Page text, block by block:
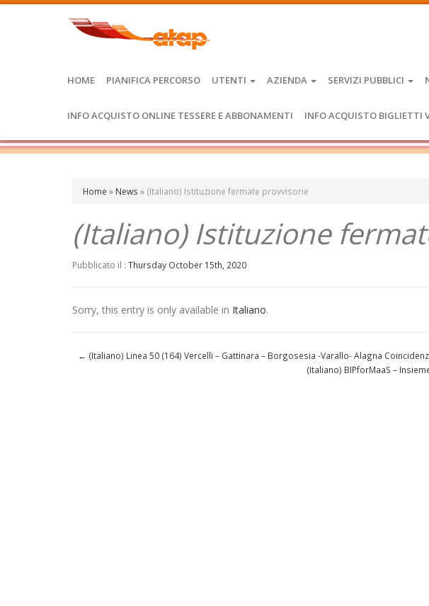
HOME PIANIFICA PERCORSO UTENTI AZIENDA SERVIZI PUBBLICI
INFO ACQUISTO ONLINE TESSERE E ABBONAMENTI INFO ACQUISTO BIGLIETTI
Home » News » (Italiano) Istituzione fermate provvisorie
(Italiano) Istituzione
Pubblicato il : Thursday October 15th, 2020
Sorry, this entry is only available in Italiano.
← (Italiano) Linea 50 (164) Vercelli – Gattinara – Borgosesia -Varallo- Alagna
(Italiano) BIPforMaaS –